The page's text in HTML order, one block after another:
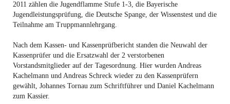
2011 zählen die Jugendflamme Stufe 1-3, die Bayerische
Jugendleistungsprüfung, die Deutsche Spange, der Wissenstest und die
Teilnahme am Truppmannlehrgang.
Nach dem Kassen- und Kassenprüfbericht standen die Neuwahl der
Kassenprüfer und die Ersatzwahl der 2 verstorbenen
Vorstandsmitglieder auf der Tagesordnung. Hier wurden Andreas
Kachelmann und Andreas Schreck wieder zu den Kassenprüfern
gewählt, Johannes Tornau zum Schriftführer und Daniel Kachelmann
zum Kassier.